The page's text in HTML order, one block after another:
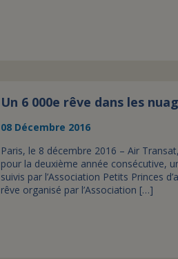
Un 6 000e rêve dans les
08 Décembre 2016
Paris, le 8 décembre 2016 – Air
pour la deuxième année consécutive,
suivis par l’Association Petits Princes
rêve organisé par l’Association […]